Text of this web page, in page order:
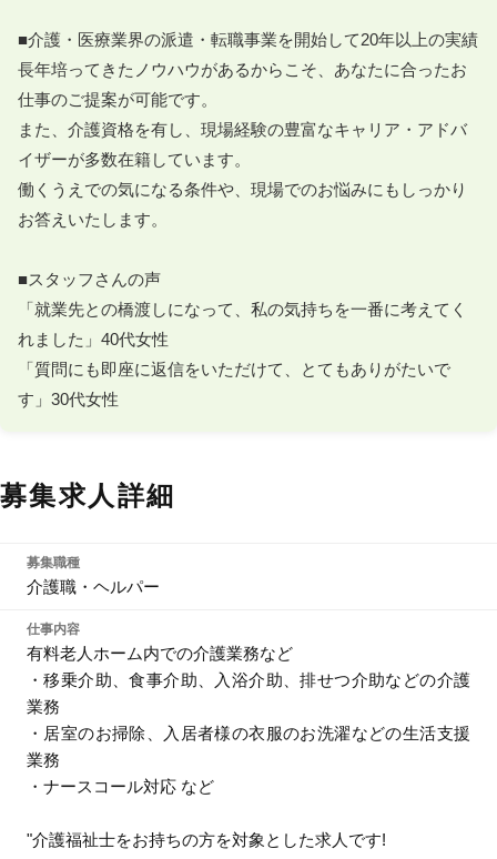
■介護・医療業界の派遣・転職事業を開始して20年以上の実績
長年培ってきたノウハウがあるからこそ、あなたに合ったお
仕事のご提案が可能です。
また、介護資格を有し、現場経験の豊富なキャリア・アドバ
イザーが多数在籍しています。
働くうえでの気になる条件や、現場でのお悩みにもしっかり
お答えいたします。
■スタッフさんの声
「就業先との橋渡しになって、私の気持ちを一番に考えてく
れました」40代女性
「質問にも即座に返信をいただけて、とてもありがたいで
す」30代女性
募集求人詳細
募集職種
介護職・ヘルパー
仕事内容
有料老人ホーム内での介護業務など
・移乗介助、食事介助、入浴介助、排せつ介助などの介護
業務
・居室のお掃除、入居者様の衣服のお洗濯などの生活支援
業務
・ナースコール対応 など
"介護福祉士をお持ちの方を対象とした求人です!